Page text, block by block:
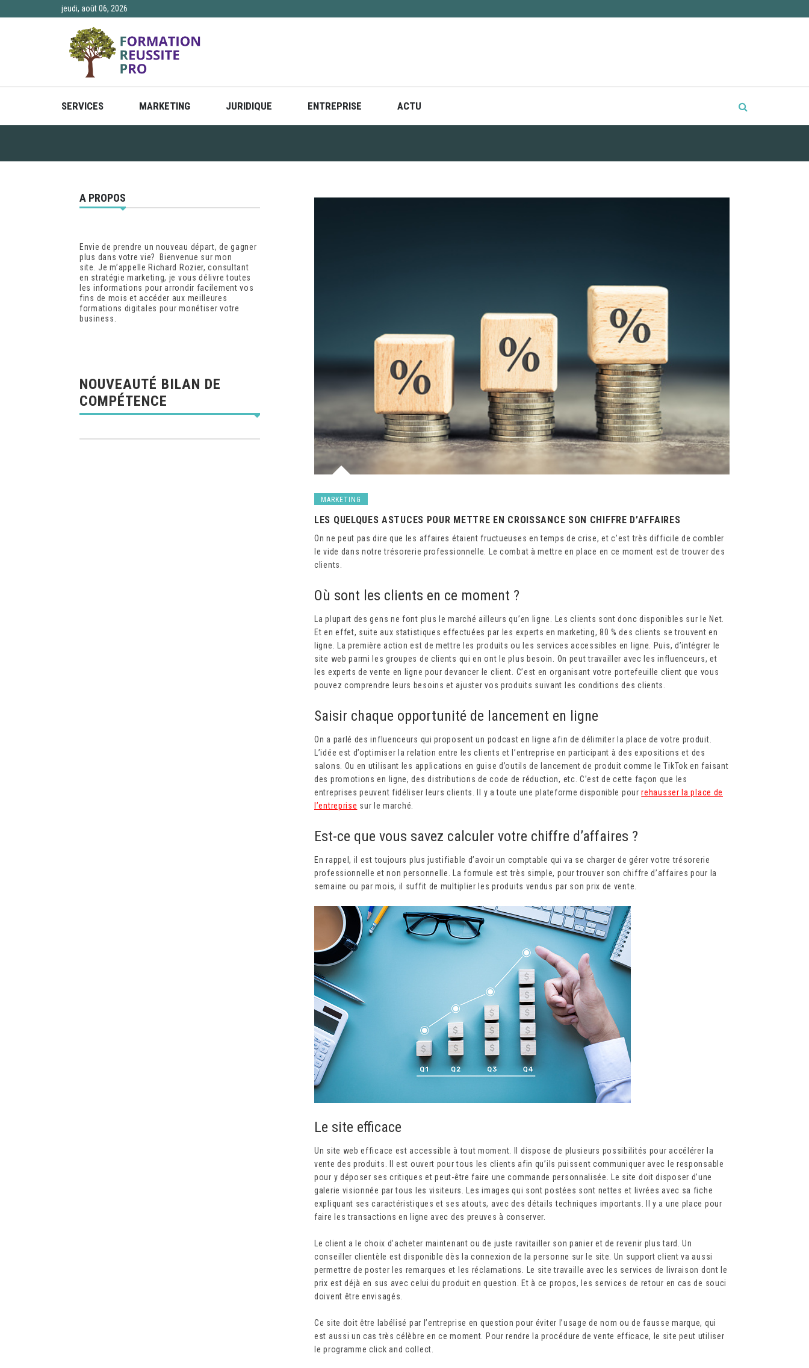
jeudi, août 06, 2026
SERVICES MARKETING JURIDIQUE ENTREPRISE ACTU
MARKETING
LES QUELQUES ASTUCES POUR METTRE EN CROISSANCE SON CHIFFRE D’AFFAIRES
On ne peut pas dire que les affaires étaient fructueuses en temps de crise, et c’est très difficile de combler
le vide dans notre trésorerie professionnelle. Le combat à mettre en place en ce moment est de trouver des
clients.
Où sont les clients en ce moment ?
La plupart des gens ne font plus le marché ailleurs qu’en ligne. Les clients sont donc disponibles sur le Net.
Et en effet, suite aux statistiques effectuées par les experts en marketing, 80 % des clients se trouvent en
ligne. La première action est de mettre les produits ou les services accessibles en ligne. Puis, d’intégrer le
site web parmi les groupes de clients qui en ont le plus besoin. On peut travailler avec les influenceurs, et
les experts de vente en ligne pour devancer le client. C’est en organisant votre portefeuille client que vous
pouvez comprendre leurs besoins et ajuster vos produits suivant les conditions des clients.
Saisir chaque opportunité de lancement en ligne
On a parlé des influenceurs qui proposent un podcast en ligne afin de délimiter la place de votre produit.
L’idée est d’optimiser la relation entre les clients et l’entreprise en participant à des expositions et des
salons. Ou en utilisant les applications en guise d’outils de lancement de produit comme le TikTok en faisant
des promotions en ligne, des distributions de code de réduction, etc. C’est de cette façon que les
entreprises peuvent fidéliser leurs clients. Il y a toute une plateforme disponible pourrehausser la place de
l’entreprise sur le marché.
Est-ce que vous savez calculer votre chiffre d’affaires ?
En rappel, il est toujours plus justifiable d’avoir un comptable qui va se charger de gérer votre trésorerie
professionnelle et non personnelle. La formule est très simple, pour trouver son chiffre d’affaires pour la
semaine ou par mois, il suffit de multiplier les produits vendus par son prix de vente.
Le site efficace
Un site web efficace est accessible à tout moment. Il dispose de plusieurs possibilités pour accélérer la
vente des produits. Il est ouvert pour tous les clients afin qu’ils puissent communiquer avec le responsable
pour y déposer ses critiques et peut-être faire une commande personnalisée. Le site doit disposer d’une
galerie visionnée par tous les visiteurs. Les images qui sont postées sont nettes et livrées avec sa fiche
expliquant ses caractéristiques et ses atouts, avec des détails techniques importants. Il y a une place pour
faire les transactions en ligne avec des preuves à conserver.
Le client a le choix d’acheter maintenant ou de juste ravitailler son panier et de revenir plus tard. Un
conseiller clientèle est disponible dès la connexion de la personne sur le site. Un support client va aussi
permettre de poster les remarques et les réclamations. Le site travaille avec les services de livraison dont le
prix est déjà en sus avec celui du produit en question. Et à ce propos, les services de retour en cas de souci
doivent être envisagés.
Ce site doit être labélisé par l’entreprise en question pour éviter l’usage de nom ou de fausse marque, qui
est aussi un cas très célèbre en ce moment. Pour rendre la procédure de vente efficace, le site peut utiliser
le programme click and collect.
A PROPOS
Envie de prendre un nouveau départ, de gagner
plus dans votre vie? Bienvenue sur mon
site. Je m’appelle Richard Rozier, consultant
en stratégie marketing, je vous délivre toutes
les informations pour arrondir facilement vos
fins de mois et accéder aux meilleures
formations digitales pour monétiser votre
business.
NOUVEAUTÉ BILAN DE
COMPÉTENCE